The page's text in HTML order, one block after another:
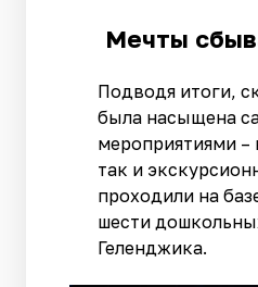
Мечты
Подводя итоги,
была насыщена
мероприятиями
так и
проходили на
шести
Геленджика.